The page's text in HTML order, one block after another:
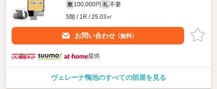
敷 100,000円 礼 不要
5階 / 1R / 25.03㎡
お問い合わせ （無料）
提供
ヴェレーナ鴨池のすべての部屋を見る